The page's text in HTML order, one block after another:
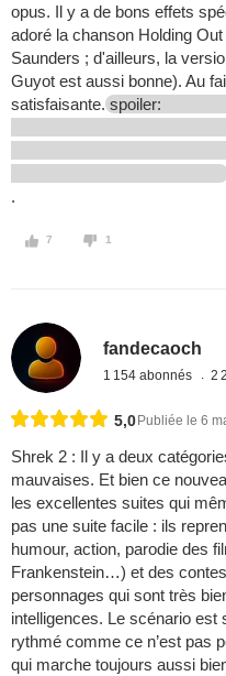
opus. Il y a de bons effets
adoré la chanson Holding
Saunders ; d'ailleurs, la
Guyot est aussi bonne). Au
satisfaisante. spoiler:
.
7 1
fandecaoch
1 154 abonnés 2
5,0 Publiée le 6
Shrek 2 : Il y a deux
mauvaises. Et bien ce
les excellentes suites qui
pas une suite facile : ils
humour, action, parodie des
Frankenstein…) et des
personnages qui sont très
intelligences. Le scénario est
rythmé comme ce n’est pas
qui marche toujours aussi